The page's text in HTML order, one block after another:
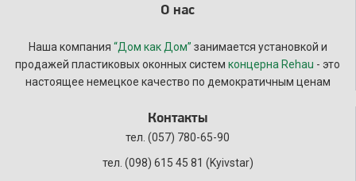
О нас
Наша компания “Дом как Дом” занимается установкой и
продажей пластиковых оконных систем концерна Rehau - это
настоящее немецкое качество по демократичным ценам
Контакты
тел. (057) 780-65-90
тел. (098) 615 45 81 (Kyivstar)